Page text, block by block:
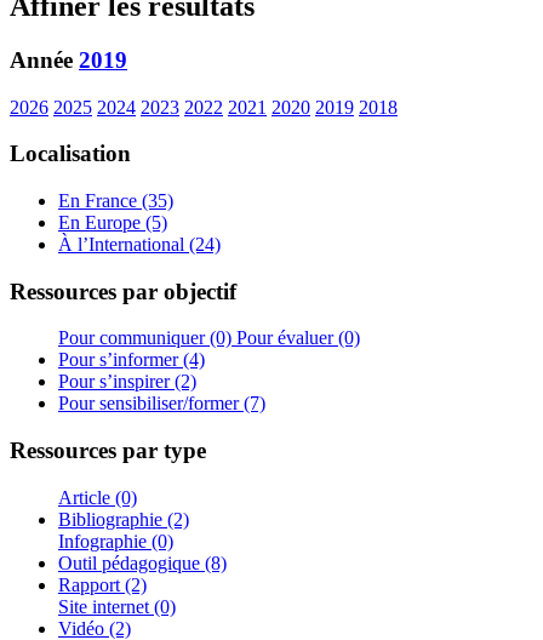
Année 2019
2026 2025 2024 2023 2022 2021 2020 2019 2018
Localisation
En France (35)
En Europe (5)
À l’International (24)
Ressources par objectif
Pour communiquer (0) Pour évaluer (0)
Pour s’informer (4)
Pour s’inspirer (2)
Pour sensibiliser/former (7)
Ressources par type
Article (0)
Bibliographie (2)
Infographie (0)
Outil pédagogique (8)
Rapport (2)
Site internet (0)
Vidéo (2)